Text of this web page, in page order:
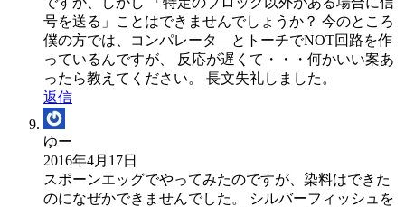
号を送る」ことはできませんでしょうか？ 今のところ
僕の方では、コンパレータ―とトーチでNOT回路を作
っているんですが、 反応が遅くて・・・何かいい案あ
ったら教えてください。 長文失礼しました。
返信
ゆー
2016年4月17日
スポーンエッグでやってみたのですが、染料はできた
のになぜかできませんでした。 シルバーフィッシュを